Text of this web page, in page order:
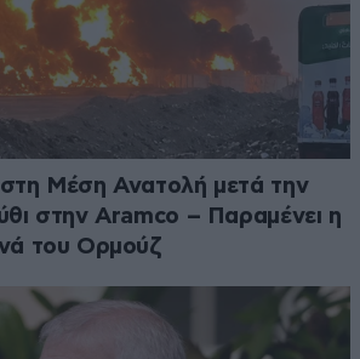
Μέση Ανατολή μετά την
στην Aramco – Παραμένει η
του Ορμούζ